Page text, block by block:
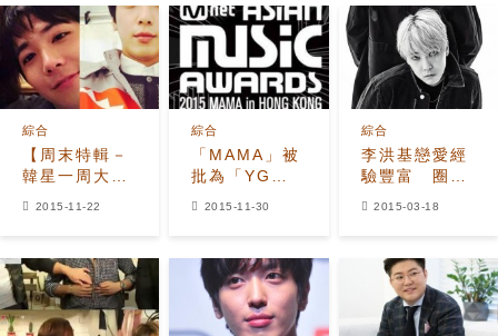
【周末特輯－
韓星一周大事
理不清
綜合
2015-11-22
「MAMA」被
批為「YG家
綜合
2015-11-30
李洪基戀愛經
驗豐富 圈外
綜合
2015-03-18